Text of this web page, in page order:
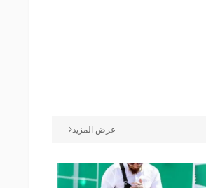
عرض المزيد